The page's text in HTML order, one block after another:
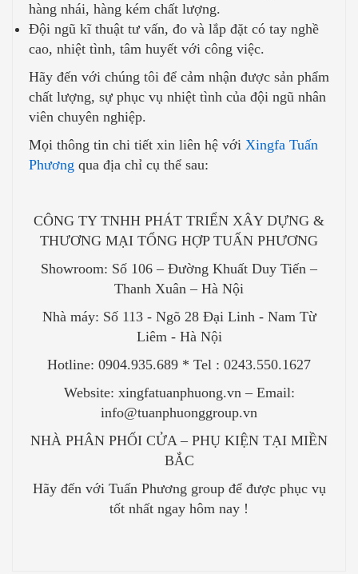
hàng nhái, hàng kém chất lượng.
Đội ngũ kĩ thuật tư vấn, đo và lắp đặt có tay nghề
cao, nhiệt tình, tâm huyết với công việc.
Hãy đến với chúng tôi để cảm nhận được sản phẩm
chất lượng, sự phục vụ nhiệt tình của đội ngũ nhân
viên chuyên nghiệp.
Mọi thông tin chi tiết xin liên hệ với Xingfa Tuấn
Phương qua địa chỉ cụ thể sau:
CÔNG TY TNHH PHÁT TRIỂN XÂY DỰNG &
THƯƠNG MẠI TỔNG HỢP TUẤN PHƯƠNG
Showroom: Số 106 – Đường Khuất Duy Tiến –
Thanh Xuân – Hà Nội
Nhà máy: Số 113 - Ngõ 28 Đại Linh - Nam Từ
Liêm - Hà Nội
Hotline: 0904.935.689 * Tel : 0243.550.1627
Website: xingfatuanphuong.vn – Email:
info@tuanphuonggroup.vn
NHÀ PHÂN PHỐI CỬA – PHỤ KIỆN TẠI MIỀN
BẮC
Hãy đến với Tuấn Phương group để được phục vụ
tốt nhất ngay hôm nay !